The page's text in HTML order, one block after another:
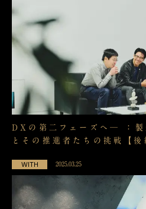
DXの第二フェーズへ─ ：製
とその推進者たちの挑戦【後
WITH 2025.03.25